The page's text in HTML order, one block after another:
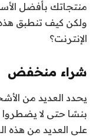
منتجاتك بأفضل
ولكن كيف تنطبق هذه
الإنترنت؟
شراء منخفض
بنسًا حتى لا يضطروا
على العديد من هذه